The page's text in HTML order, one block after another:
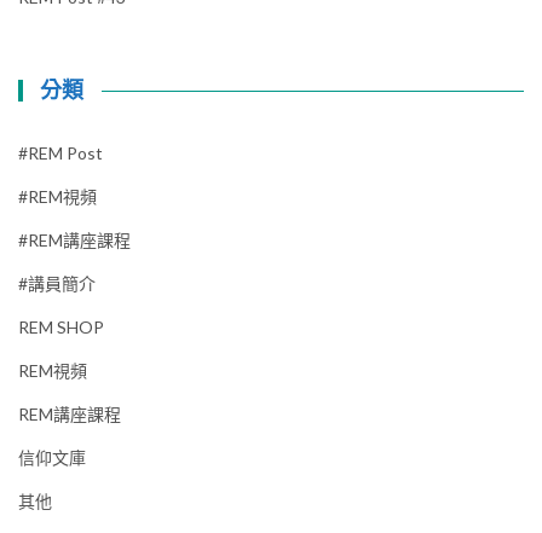
分類
#REM Post
#REM視頻
#REM講座課程
#講員簡介
REM SHOP
REM視頻
REM講座課程
信仰文庫
其他